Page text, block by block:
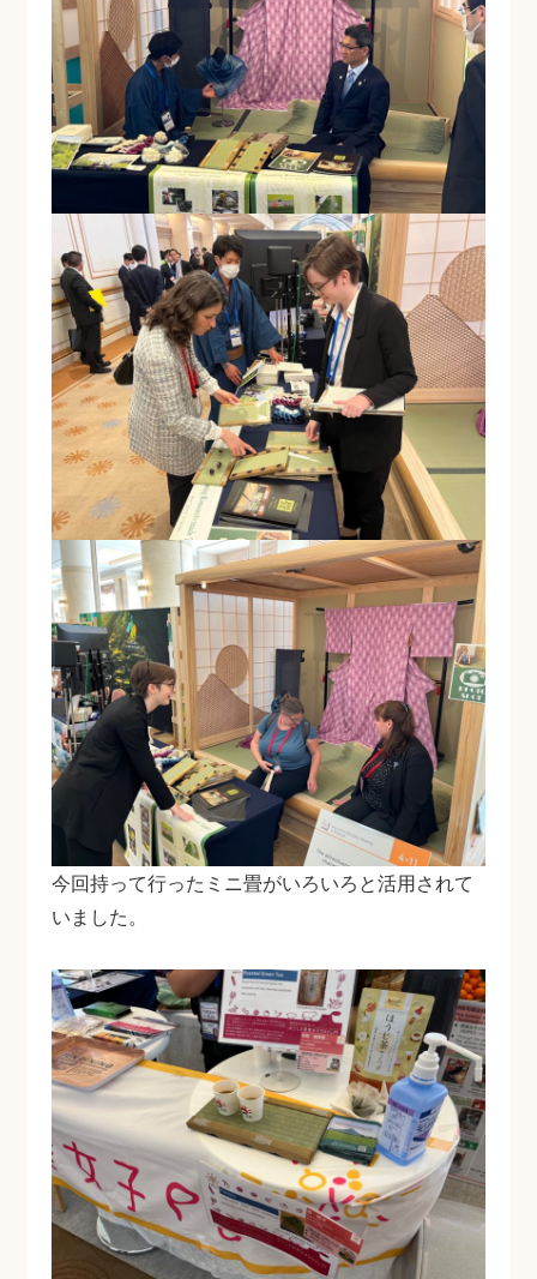
今回持って行ったミニ畳がいろいろと活用されて
いました。